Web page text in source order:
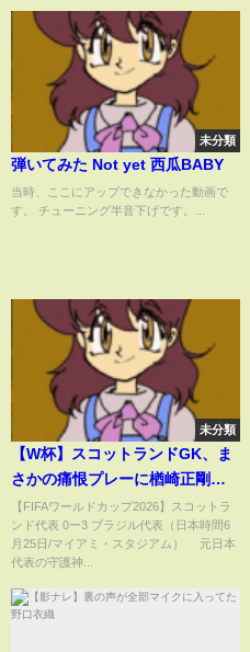
未分類
弾いてみた Not yet 西瓜BABY
当時、ここにアップできなかった動画で
す。 チューニング半音下げです。...
未分類
【W杯】スコットランドGK、ま
さかの痛恨プレーに楢崎正剛氏
「出なくていい」厳しい指摘…
GK目線で失点シーンへ見解
(ABEMA TIMES)
【FIFAワールドカップ2026】スコットラ
ンド代表 0ー3 ブラジル代表（日本時間6
月25日/マイアミ・スタジアム） 元日本
代表の守護神...